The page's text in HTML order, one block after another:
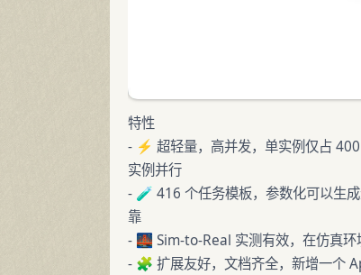
特性
- ⚡ 超轻量，高并发，单实例仅占
实例并行
- 🧪 416 个任务模板，参数化可以生
靠
- 🌉 Sim-to-Real 实测有效，在仿真环
- 🧩 扩展友好，文档齐全，新增一个